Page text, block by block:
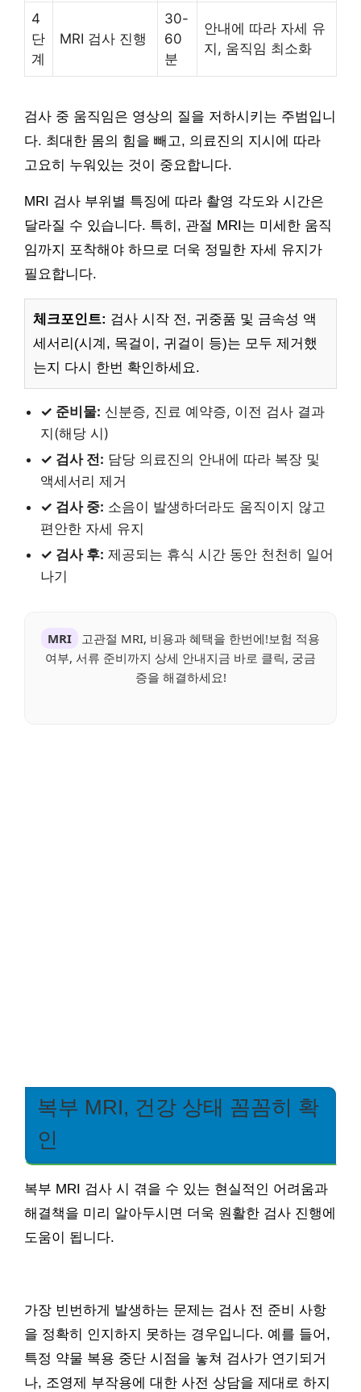
4
단
계
MRI 검사 진행
30-
60
분
안내에 따라 자세 유
지, 움직임 최소화
검사 중 움직임은 영상의 질을 저하시키는 주범입니
다. 최대한 몸의 힘을 빼고, 의료진의 지시에 따라
고요히 누워있는 것이 중요합니다.
MRI 검사 부위별 특징에 따라 촬영 각도와 시간은
달라질 수 있습니다. 특히, 관절 MRI는 미세한 움직
임까지 포착해야 하므로 더욱 정밀한 자세 유지가
필요합니다.
체크포인트: 검사 시작 전, 귀중품 및 금속성 액
세서리(시계, 목걸이, 귀걸이 등)는 모두 제거했
는지 다시 한번 확인하세요.
✓ 준비물: 신분증, 진료 예약증, 이전 검사 결과
지(해당 시)
✓ 검사 전: 담당 의료진의 안내에 따라 복장 및
액세서리 제거
✓ 검사 중: 소음이 발생하더라도 움직이지 않고
편안한 자세 유지
✓ 검사 후: 제공되는 휴식 시간 동안 천천히 일어
나기
MRI
고관절 MRI, 비용과 혜택을 한번에!보험 적용
여부, 서류 준비까지 상세 안내지금 바로 클릭, 궁금
증을 해결하세요!
복부 MRI, 건강 상태 꼼꼼히 확
인
복부 MRI 검사 시 겪을 수 있는 현실적인 어려움과
해결책을 미리 알아두시면 더욱 원활한 검사 진행에
도움이 됩니다.
가장 빈번하게 발생하는 문제는 검사 전 준비 사항
을 정확히 인지하지 못하는 경우입니다. 예를 들어,
특정 약물 복용 중단 시점을 놓쳐 검사가 연기되거
나, 조영제 부작용에 대한 사전 상담을 제대로 하지